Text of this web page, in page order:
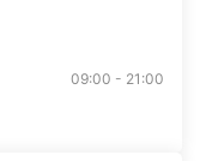
09:00 - 21:00